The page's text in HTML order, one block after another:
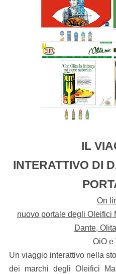
IL
INTERATTIVO DI
On
nuovo portale degli Oleifici
Dante,
OiO e
Un viaggio interattivo nella
dei marchi degli Oleifici